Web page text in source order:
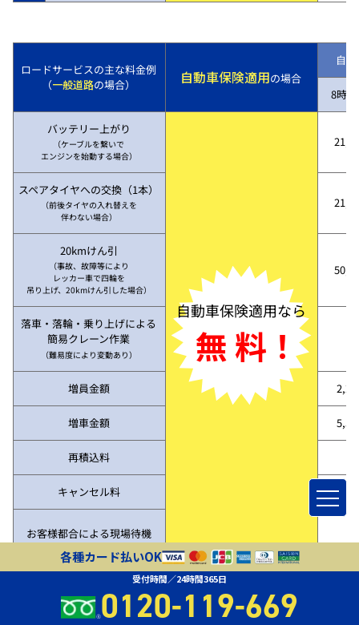
ロードサービスの主な料金例
（一般道路の場合） 自動車保険適用の場合
自
8時
バッテリー上がり
（ケーブルを繋いで
エンジンを始動する場合）
自動車保険適用なら
無 料！
スペアタイヤへの交換（1本）
（前後タイヤの入れ替えを
伴わない場合）
20kmけん引
（事故、故障等により
レッカー車で四輪を
吊り上げ、20kmけん引した場合）
落車・落輪・乗り上げによる
簡易クレーン作業
（難易度により変動あり）
増員金額
増車金額
再積込料
キャンセル料
お客様都合による現場待機
※レッカー作業費用や脱輪・スタックなどお客様のご負担
0円となる場合がございますが、適用条件はご利用状況や
各種カード払いOK
受付時間／24時間365日
0120-119-669